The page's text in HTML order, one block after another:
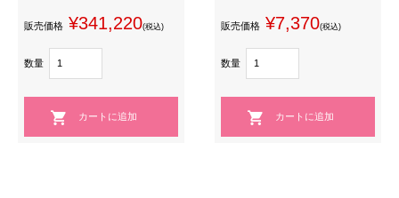
販売価格 ¥341,220(税込)
数量
販売価格 ¥7,370(税込)
数量